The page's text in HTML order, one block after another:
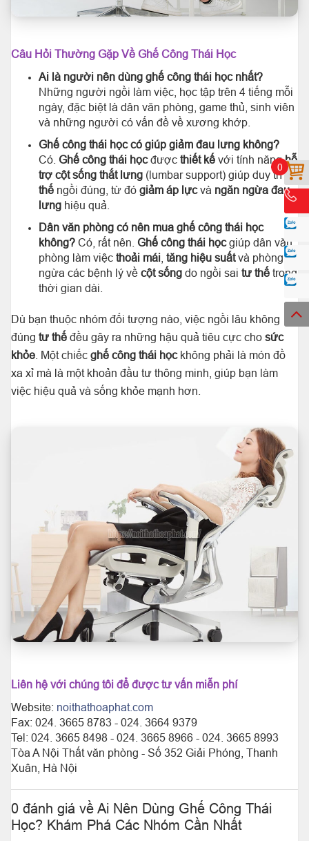
0
Câu Hỏi Thường Gặp Về Ghế Công Thái Học
Ai là người nên dùng ghế công thái học nhất?
Những người ngồi làm việc, học tập trên 4 tiếng mỗi
ngày, đặc biệt là dân văn phòng, game thủ, sinh viên
và những người có vấn đề về xương khớp.
Ghế công thái học có giúp giảm đau lưng không?
Có. Ghế công thái họcđược thiết kế với tính nănghỗ
trợ cột sống thắt lưng (lumbar support) giúp duy trìtư
thế ngồi đúng, từ đó giảm áp lựcvà ngăn ngừa đau
lưng hiệu quả.
Dân văn phòng có nên mua ghế công thái học
không? Có, rất nên. Ghế công thái họcgiúp dân văn
phòng làm việc thoải mái tăng hiệu suấtvà phòng
ngừa các bệnh lý về cột sống do ngồi sai tư thế trong
thời gian dài.
Dù bạn thuộc nhóm đối tượng nào, việc ngồi lâu không
đúng tư thế đều gây ra những hậu quả tiêu cực cho sức
khỏe . Một chiếc ghế công thái họckhông phải là món đồ
xa xỉ mà là một khoản đầu tư thông minh, giúp bạn làm
việc hiệu quả và sống khỏe mạnh hơn.
Liên hệ với chúng tôi để được tư vấn miễn phí
Website: noithathoaphat.com
Fax: 024. 3665 8783 - 024. 3664 9379
Tel: 024. 3665 8498 - 024. 3665 8966 - 024. 3665 8993
Tòa A Nội Thất văn phòng - Số 352 Giải Phóng, Thanh
Xuân, Hà Nội
0 đánh giá về Ai Nên Dùng Ghế Công Thái
Học? Khám Phá Các Nhóm Cần Nhất